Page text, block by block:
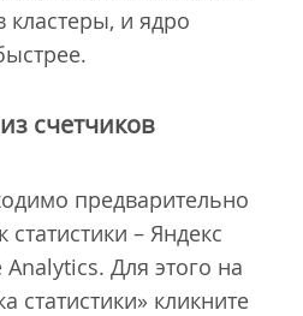
и ядро
счетчиков
предварительно
– Яндекс
Для этого на
статистики» кликните